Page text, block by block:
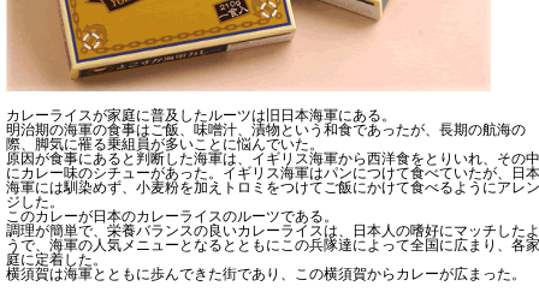
カレーライスが家庭に普及したルーツは旧日本海軍にある。
明治期の海軍の食事はご飯、味噌汁、漬物という和食であったが、長期の航海の
際、脚気に罹る乗組員が多いことに悩んでいた。
原因が食事にあると判断した海軍は、イギリス海軍から西洋食をとりいれ、その中
にカレー味のシチューがあった。イギリス海軍はパンにつけて食べていたが、日本
海軍には馴染めず、小麦粉を加えトロミをつけてご飯にかけて食べるようにアレン
ジした。
このカレーが日本のカレーライスのルーツである。
調理が簡単で、栄養バランスの良いカレーライスは、日本人の嗜好にマッチしたよ
うで、海軍の人気メニューとなるとともにこの兵隊達によって全国に広まり、各家
庭に定着した。
横須賀は海軍とともに歩んできた街であり、この横須賀からカレーが広まった。